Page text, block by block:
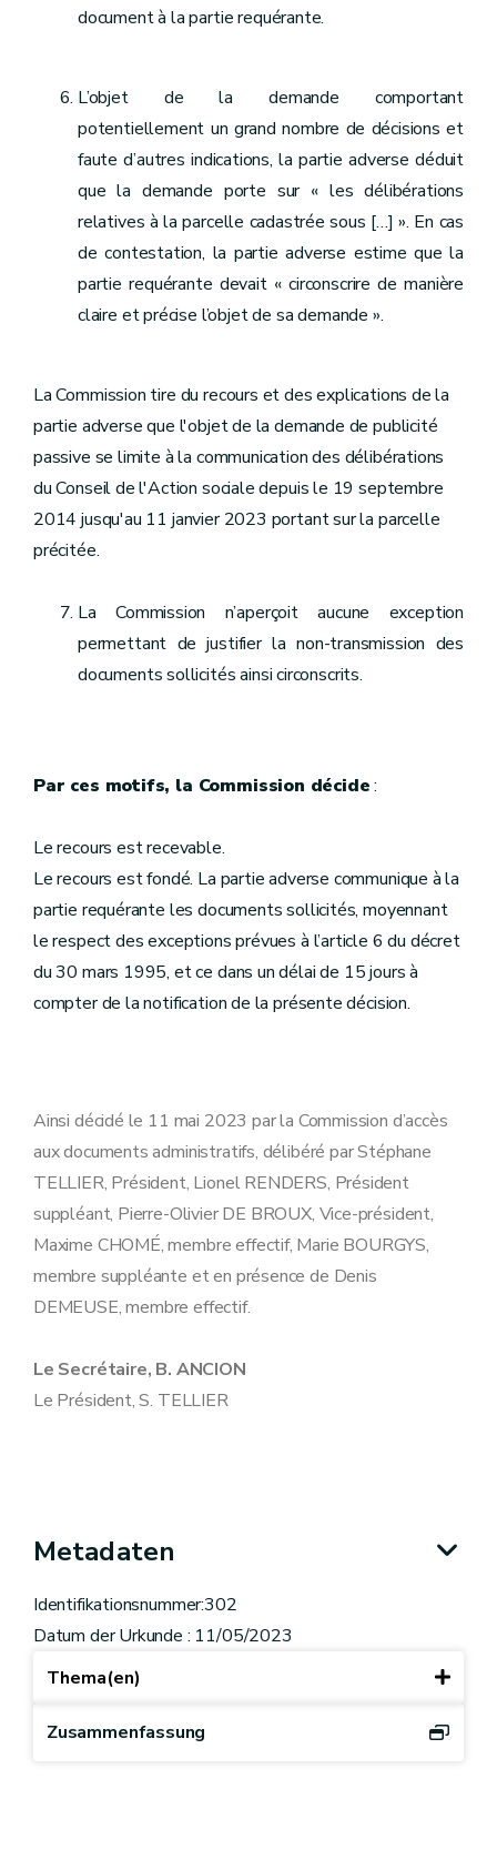
document à la partie requérante.
L’objet de la demande comportant
potentiellement un grand nombre de décisions et
faute d’autres indications, la partie adverse déduit
que la demande porte sur « les délibérations
relatives à la parcelle cadastrée sous […] ». En cas
de contestation, la partie adverse estime que la
partie requérante devait « circonscrire de manière
claire et précise l’objet de sa demande ».
La Commission tire du recours et des explications de la
partie adverse que l'objet de la demande de publicité
passive se limite à la communication des délibérations
du Conseil de l'Action sociale depuis le 19 septembre
2014 jusqu'au 11 janvier 2023 portant sur la parcelle
précitée.
La Commission n’aperçoit aucune exception
permettant de justifier la non-transmission des
documents sollicités ainsi circonscrits.
Par ces motifs, la Commission décide:
Le recours est recevable.
Le recours est fondé. La partie adverse communique à la
partie requérante les documents sollicités, moyennant
le respect des exceptions prévues à l’article 6 du décret
du 30 mars 1995, et ce dans un délai de 15 jours à
compter de la notification de la présente décision.
Ainsi décidé le 11 mai 2023 par la Commission d’accès
aux documents administratifs, délibéré par Stéphane
TELLIER, Président, Lionel RENDERS, Président
suppléant, Pierre-Olivier DE BROUX, Vice-président,
Maxime CHOMÉ, membre effectif, Marie BOURGYS,
membre suppléante et en présence de Denis
DEMEUSE, membre effectif.
Le Secrétaire, B. ANCION
Le Président, S. TELLIER
Metadaten
Identifikationsnummer:302
Datum der Urkunde : 11/05/2023
Thema(en)
Zusammenfassung